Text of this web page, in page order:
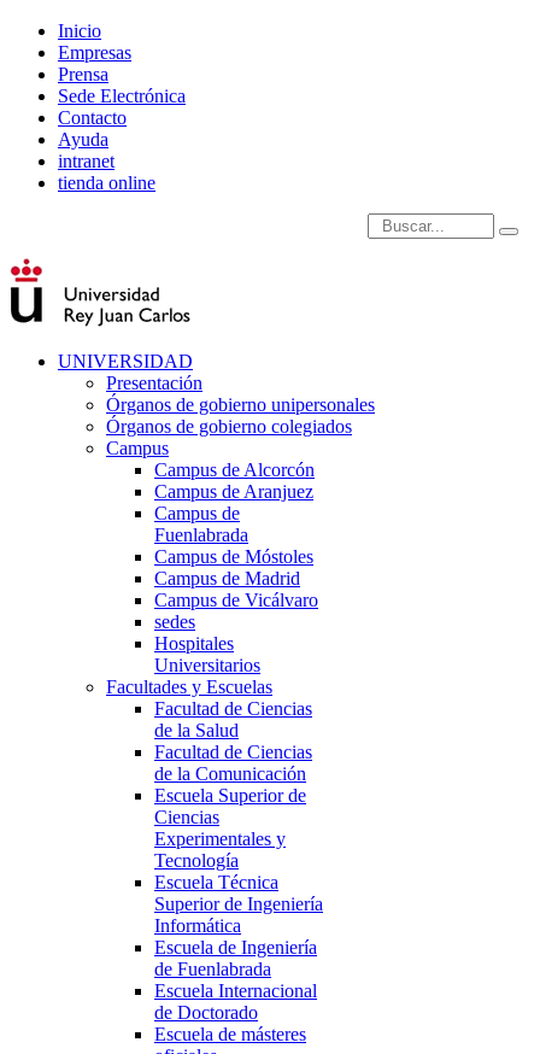
Inicio
Empresas
Prensa
Sede Electrónica
Contacto
Ayuda
intranet
tienda online
Introduce términos de
UNIVERSIDAD
Presentación
Órganos de gobierno unipersonales
Órganos de gobierno colegiados
Campus
Campus de Alcorcón
Campus de Aranjuez
Campus de
Fuenlabrada
Campus de Móstoles
Campus de Madrid
Campus de Vicálvaro
sedes
Hospitales
Universitarios
Facultades y Escuelas
Facultad de Ciencias
de la Salud
Facultad de Ciencias
de la Comunicación
Escuela Superior de
Ciencias
Experimentales y
Tecnología
Escuela Técnica
Superior de Ingeniería
Informática
Escuela de Ingeniería
de Fuenlabrada
Escuela Internacional
de Doctorado
Escuela de másteres